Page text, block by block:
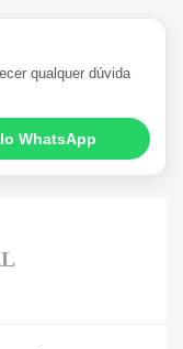
qualquer dúvida
WhatsApp